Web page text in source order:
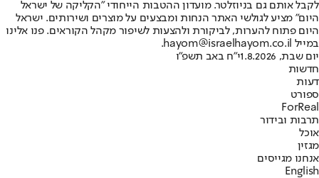
לקבל אותם גם בניוזלטר. מועדון ההטבות הייחודי "הקליקה של ישראל
היום" מציע לגולשי האתר הנחות ומבצעים על מוצרים ושירותים. ישראל
היום פתוח להערות, לביקורת ולהצעות לשיפור מקהל הקוראים. פנו אלינו
במייל hayom@israelhayom.co.il.
יום שבת, 1.8.2026
י"ח באב תשפ"ו
חדשות
דעות
ספורט
ForReal
תרבות ובידור
אוכל
מגזין
אנחנו מגייסים
English